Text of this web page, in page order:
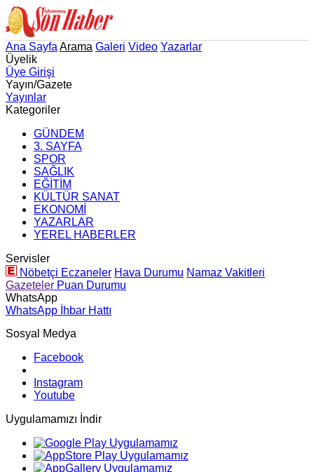
Ana Sayfa Arama Galeri Video Yazarlar
Üyelik
Üye Girişi
Yayın/Gazete
Yayınlar
Kategoriler
GÜNDEM
3. SAYFA
SPOR
SAĞLIK
EĞİTİM
KÜLTÜR SANAT
EKONOMİ
YAZARLAR
YEREL HABERLER
Servisler
Nöbetçi Eczaneler Hava Durumu Namaz Vakitleri
Gazeteler Puan Durumu
WhatsApp
WhatsApp İhbar Hattı
Sosyal Medya
Facebook
Instagram
Youtube
Uygulamamızı İndir